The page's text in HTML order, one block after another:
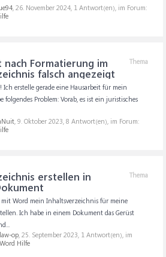
, 26. November 2024, 1 Antwort(en), im Forum:
Thema
nach Formatierung im
falsch angezeigt
Ich erstelle gerade eine Hausarbeit für mein
folgendes Problem: Vorab, es ist ein juristisches
, 9. Oktober 2023, 8 Antwort(en), im Forum:
Thema
erstellen in
Word mein Inhaltsverzeichnis für meine
Ich habe in einem Dokument das Gerüst
op, 25. September 2023, 1 Antwort(en), im
Hilfe